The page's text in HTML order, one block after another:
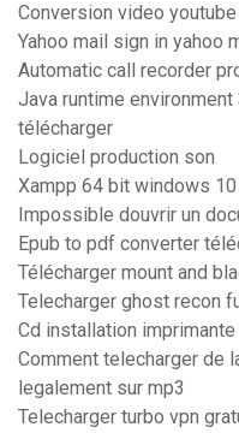
Conversion video
Yahoo mail sign in yahoo
Java runtime
télécharger
Logiciel production son
Xampp 64 bit windows
Impossible douvrir un
Epub to pdf converter
Télécharger mount and
Telecharger ghost recon
Cd installation
Comment telecharger de
legalement sur mp3
Telecharger turbo vpn